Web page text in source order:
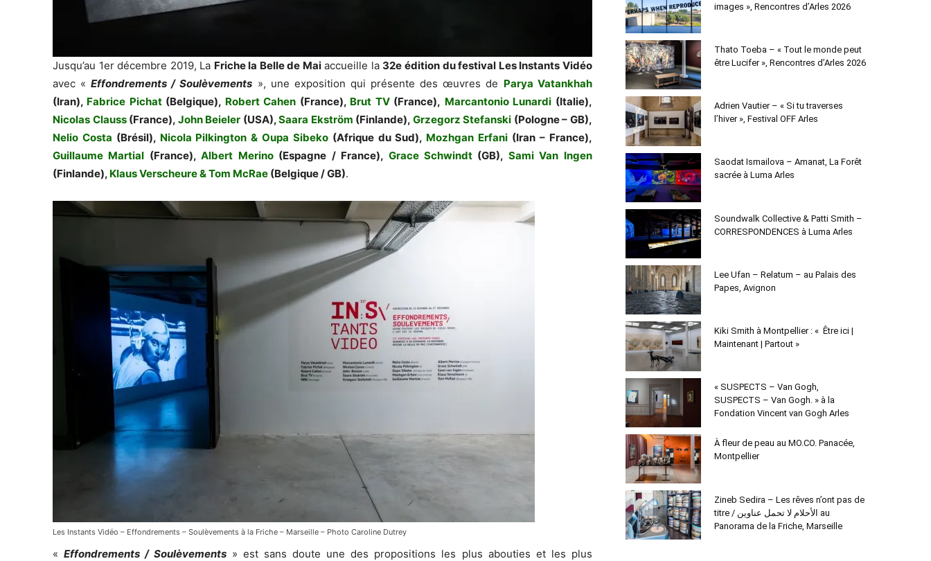
Jusqu’au 1er décembre 2019, La Friche la Belle de Maiaccueille la 32e édition du festival Les Instants Vidéo
avec «Effondrements / Soulèvements », une exposition qui présente des œuvres de Parya Vatankhah
(Iran), Fabrice Pichat(Belgique), Robert Cahen (France), Brut TV(France), Marcantonio Lunardi (Italie),
Nicolas Clauss(France), John Beieler (USA),Saara Ekström (Finlande), Grzegorz Stefanski (Pologne – GB),
Nelio Costa (Brésil), Nicola Pilkington & Oupa Sibeko(Afrique du Sud), Mozhgan Erfani (Iran – France),
Guillaume Martial (France),Albert Merino(Espagne / France), Grace Schwindt(GB), Sami Van Ingen
(Finlande), Klaus Verscheure & Tom McRae (Belgique / GB).
Les Instants Vidéo – Effondrements – Soulèvements à la Friche – Marseille – Photo Caroline Dutrey
«Effondrements / Soulèvements » est sans doute une des propositions les plus abouties et les plus
images », Rencontres d’Arles 2026
Thato Toeba – « Tout le monde peut
être Lucifer », Rencontres d’Arles 2026
Adrien Vautier – « Si tu traverses
l’hiver », Festival OFF Arles
Saodat Ismailova – Amanat, La Forêt
sacrée à Luma Arles
Soundwalk Collective & Patti Smith –
CORRESPONDENCES à Luma Arles
Lee Ufan – Relatum – au Palais des
Papes, Avignon
Kiki Smith à Montpellier : « Être ici |
Maintenant | Partout »
« SUSPECTS – Van Gogh,
SUSPECTS – Van Gogh. » à la
Fondation Vincent van Gogh Arles
À fleur de peau au MO.CO. Panacée,
Montpellier
Zineb Sedira – Les rêves n’ont pas de
titre / الأحلام لا تحمل عناوين au
Panorama de la Friche, Marseille